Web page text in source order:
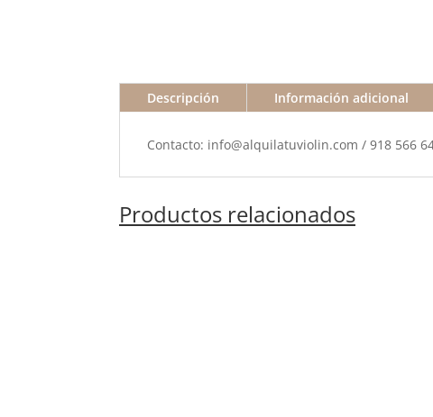
Descripción Información adicional
Contacto: info@alquilatuviolin.com / 918 566
Productos relacionados